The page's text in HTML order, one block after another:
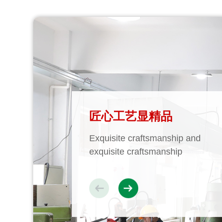
匠心工艺显精品
Exquisite craftsmanship and
exquisite craftsmanship
精良装备保品质
Excellent equipment ensures
专业团队聚实力
Professional team gathers strength